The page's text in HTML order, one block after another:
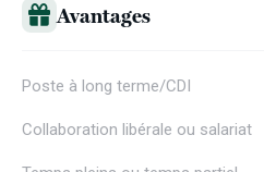
Avantages
Poste à long terme/CDI
Collaboration libérale ou salariat